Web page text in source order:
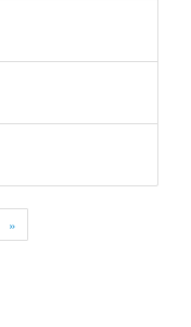
»